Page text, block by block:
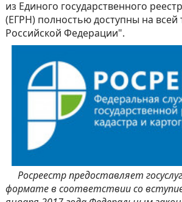
из Единого государственного
(ЕГРН) полностью доступны на всей
Российской Федерации".
Росреестр предоставляет
формате в соответствии со